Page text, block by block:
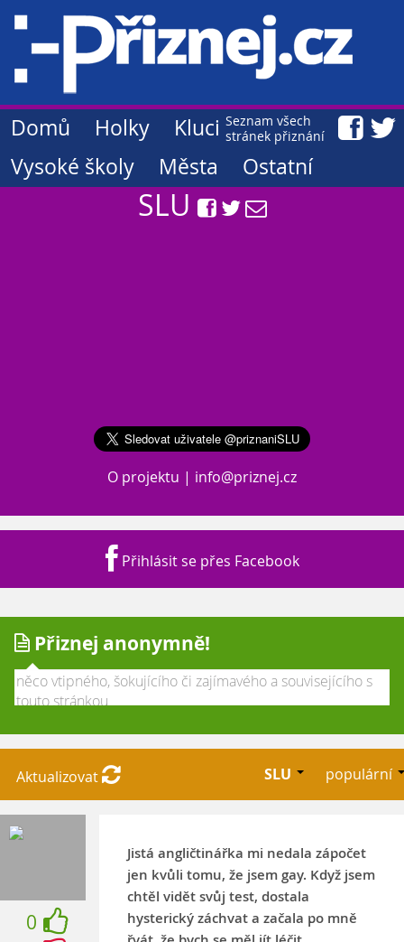
Seznam všech
stránek přiznání
Domů Holky
Kluci
Vysoké školy
Města Ostatní
SLU
O projektu | info@priznej.cz
Přihlásit se přes Facebook
Přiznej anonymně!
Aktualizovat SLU populární
0
Jistá angličtinářka mi nedala zápočet
jen kvůli tomu, že jsem gay. Když jsem
chtěl vidět svůj test, dostala
hysterický záchvat a začala po mně